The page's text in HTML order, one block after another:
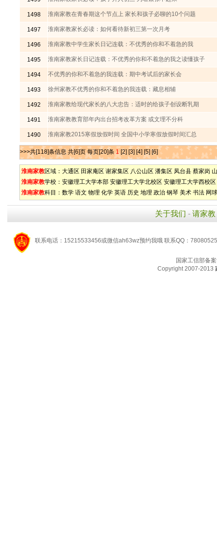
1498 淮南家教在青春期这个节点上 家长和孩子必聊的10个问题
1497 淮南家教家长必读：如何看待新初三第一次月考
1496 淮南家教中学生家长日记连载：不优秀的你和不着急的我
1495 淮南家教家长日记连载：不优秀的你和不着急的我之读懂孩子
1494 不优秀的你和不着急的我连载：期中考试后的家长会
1493 徐州家教不优秀的你和不着急的我连载：藏息相辅
1492 淮南家教给现代家长的八大忠告：适时的给孩子创设断乳期
1491 淮南家教教育部年内出台招考改革方案 或文理不分科
1490 淮南家教2015寒假放假时间 全国中小学寒假放假时间汇总
>>>共[118]条信息 共[6]页 每页[20]条1 [2] [3] [4] [5] [6]
淮南家教区域： 大通区 田家庵区 谢家集区 八公山区 潘集区 凤台县 蔡家岗
淮南家教学校： 安徽理工大学本部 安徽理工大学北校区 安徽理工大学西校区
淮南家教科目： 数学 语文 物理 化学 英语 历史 地理 政治 钢琴 美术 书法 网球
关于我们 - 请家教
联系电话：15215533456或微信ah63wz预约我哦 联系QQ：
国家工信部备
Copyright 2007-2013